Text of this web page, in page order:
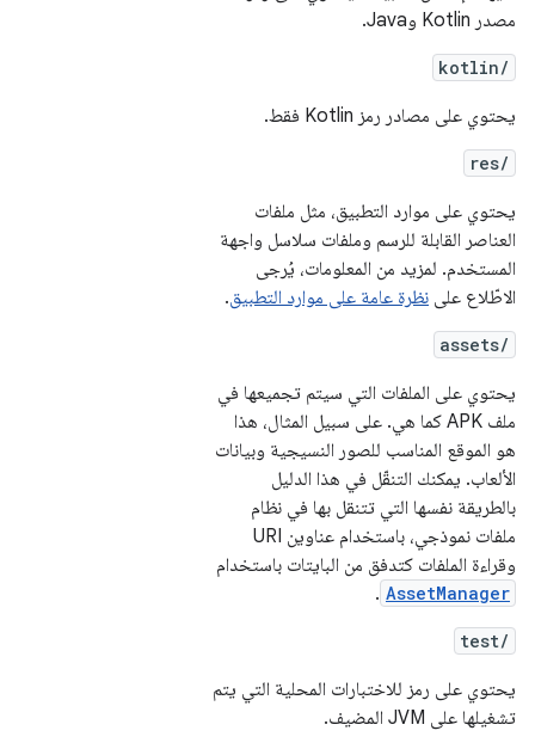
مصدر Kotlin وJava.
kotlin/
يحتوي على مصادر رمز Kotlin فقط.
res/
يحتوي على موارد التطبيق، مثل ملفات
العناصر القابلة للرسم وملفات سلاسل واجهة
المستخدم. لمزيد من المعلومات، يُرجى
الاطّلاع على نظرة عامة على موارد التطبيق.
assets/
يحتوي على الملفات التي سيتم تجميعها في
ملف APK كما هي. على سبيل المثال، هذا
هو الموقع المناسب للصور النسيجية وبيانات
الألعاب. يمكنك التنقّل في هذا الدليل
بالطريقة نفسها التي تتنقل بها في نظام
ملفات نموذجي، باستخدام عناوين URI
وقراءة الملفات كتدفق من البايتات باستخدام
AssetManager
.
test/
يحتوي على رمز للاختبارات المحلية التي يتم
تشغيلها على JVM المضيف.